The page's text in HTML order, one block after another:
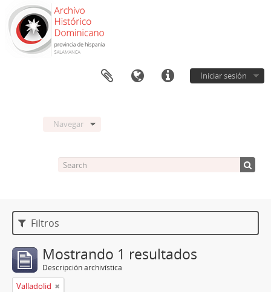
Iniciar sesión
Navegar
Filtros
Mostrando 1 resultados
Descripción archivística
Valladolid